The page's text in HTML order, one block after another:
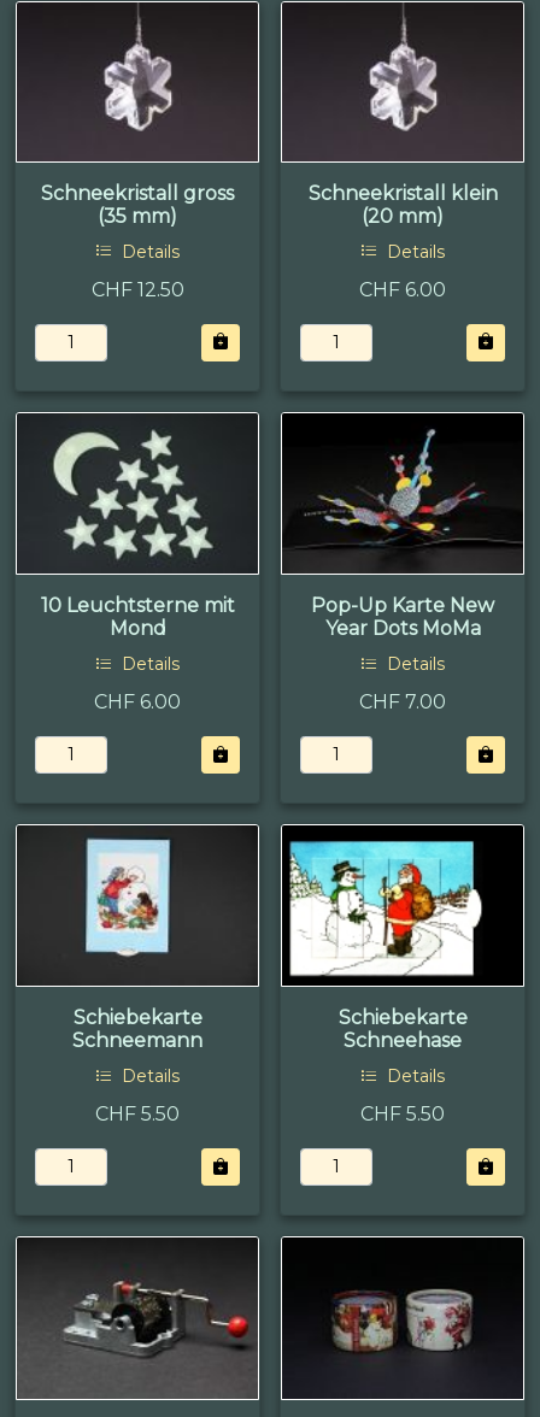
Schneekristall gross
(35 mm)
Details
CHF 12.50
Schneekristall klein
(20 mm)
Details
CHF 6.00
10 Leuchtsterne mit
Mond
Details
CHF 6.00
Pop-Up Karte New
Year Dots MoMa
Details
CHF 7.00
Schiebekarte
Schneemann
Details
CHF 5.50
Schiebekarte
Schneehase
Details
CHF 5.50